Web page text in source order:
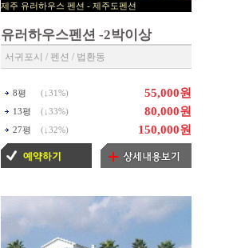
제주 유러하우스 펜션 - 제주도펜션
유러하우스펜션 -2박이상
서귀포시 / 펜션 / 법환동
8평 (↓ 31%) 55,000원
13평 (↓ 33%) 80,000원
27평 (↓ 32%) 150,000원